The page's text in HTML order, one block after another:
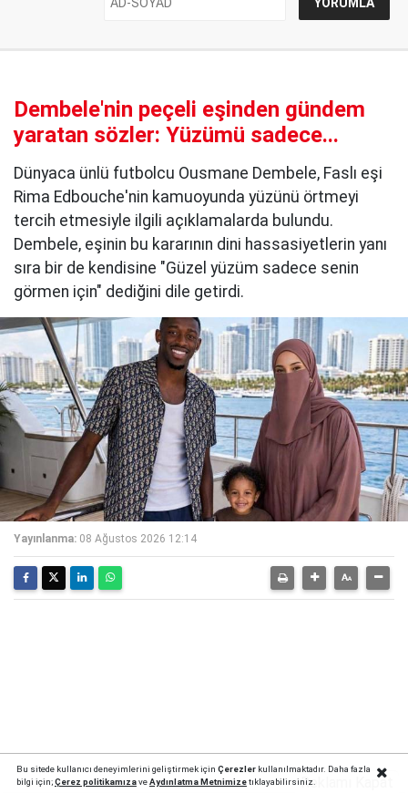
Dembele'nin peçeli eşinden gündem
yaratan sözler: Yüzümü sadece...
Dünyaca ünlü futbolcu Ousmane Dembele, Faslı eşi
Rima Edbouche'nin kamuoyunda yüzünü örtmeyi
tercih etmesiyle ilgili açıklamalarda bulundu.
Dembele, eşinin bu kararının dini hassasiyetlerin yanı
sıra bir de kendisine "Güzel yüzüm sadece senin
görmen için" dediğini dile getirdi.
Yayınlanma: 08 Ağustos 2026 12:14
Bu sitede kullanıcı deneyimlerini geliştirmek için Çerezlerkullanılmaktadır. Daha fazla
bilgi için;Çerez politikamızaveAydınlatma Metnimizetıklayabilirsiniz.Reklamı Kapat